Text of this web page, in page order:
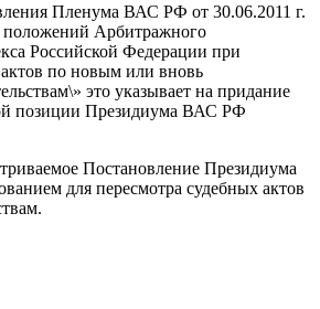
Пленума ВАС РФ от 30.06.2011 г.
Арбитражного
Российской Федерации при
по новым или вновь
это указывает на придание
позиции Президиума ВАС РФ
Постановление Президиума
для пересмотра судебных актов